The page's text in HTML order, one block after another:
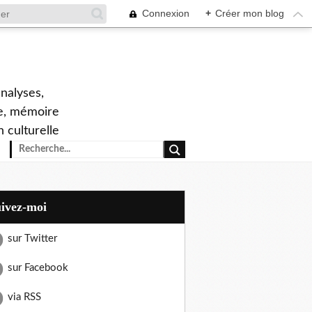
Connexion + Créer mon blog
mémoire
culturelle
moi
sur Twitter
sur Facebook
via RSS